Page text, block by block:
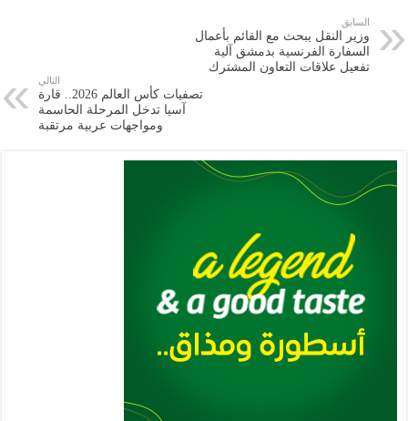
y
Li
n
k
A
p
السابق
وزير النقل يبحث مع القائم بأعمال
السفارة الفرنسية بدمشق آلية
تفعيل علاقات التعاون المشترك
التالي
تصفيات كأس العالم 2026.. قارة
آسيا تدخل المرحلة الحاسمة
ومواجهات عربية مرتقبة